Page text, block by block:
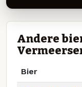
Andere
Bier